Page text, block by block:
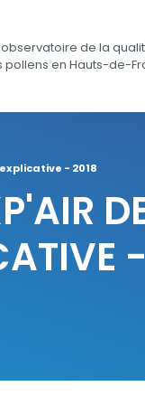
de la
pollens en Hauts-de-
- 2018
-